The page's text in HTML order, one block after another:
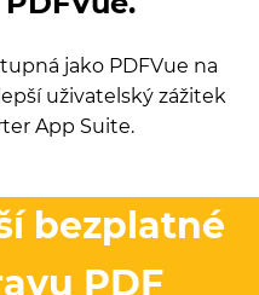
jako PDFVue na
uživatelský zážitek
App Suite.
bezplatné
PDF